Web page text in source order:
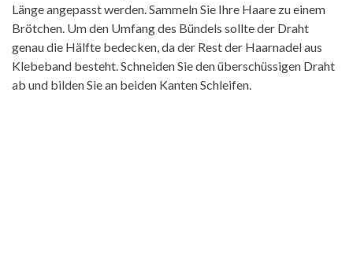
Länge angepasst werden. Sammeln Sie Ihre Haare zu einem
Brötchen. Um den Umfang des Bündels sollte der Draht
genau die Hälfte bedecken, da der Rest der Haarnadel aus
Klebeband besteht. Schneiden Sie den überschüssigen Draht
ab und bilden Sie an beiden Kanten Schleifen.